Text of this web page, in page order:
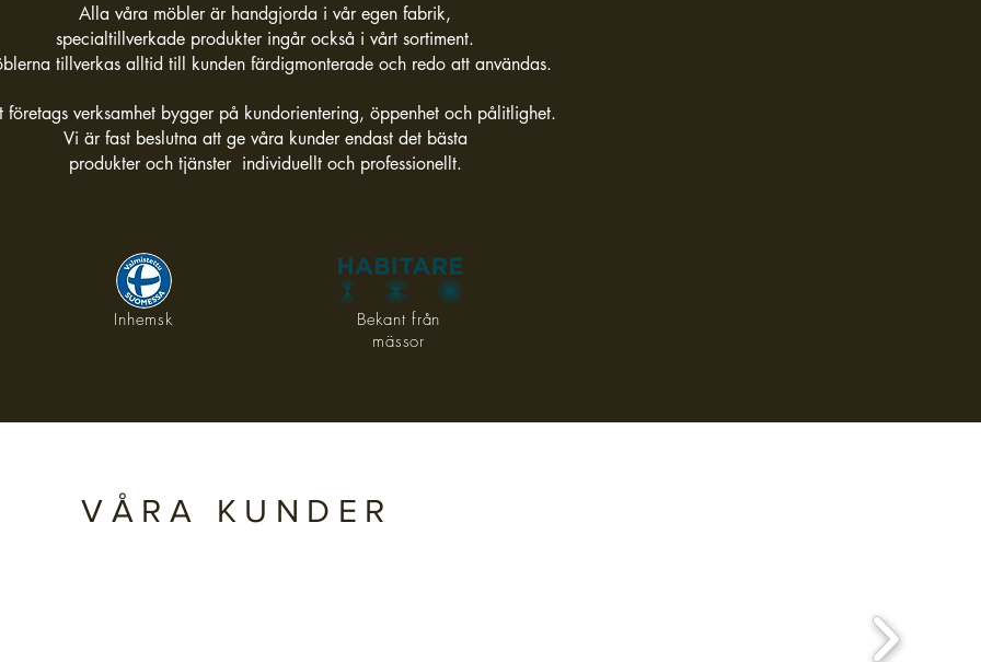
Alla våra möbler är handgjorda i vår egen fabrik,
specialtillverkade produkter ingår också i vårt sortiment.
tillverkas alltid till kunden färdigmonterade och redo att användas.
företags verksamhet bygger på kundorientering, öppenhet och pålitlighet.
Vi är fast beslutna att ge våra kunder endast det bästa
produkter och tjänster individuellt och professionellt.
Inhemsk
Bekant från
mässor
VÅRA KUNDER